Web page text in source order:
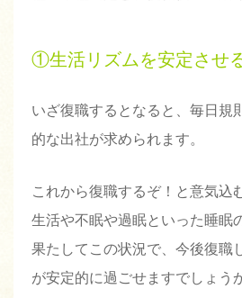
①生活リズムを安定させ
いざ復職するとなると、毎日規
的な出社が求められます。
これから復職するぞ！と意気込
生活や不眠や過眠といった睡眠
果たしてこの状況で、今後復職
が安定的に過ごせますでしょう